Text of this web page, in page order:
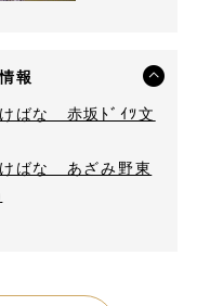
報
ばな 赤坂ﾄﾞｲﾂ文
ばな あざみ野東